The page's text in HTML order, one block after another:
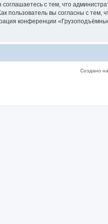
с тем, что
пользователь вы согласны с
конференции
Создано